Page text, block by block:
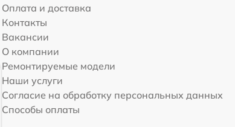
Оплата и доставка
Контакты
Вакансии
О компании
Ремонтируемые модели
Наши услуги
Согласие на обработку персональных данных
Способы оплаты